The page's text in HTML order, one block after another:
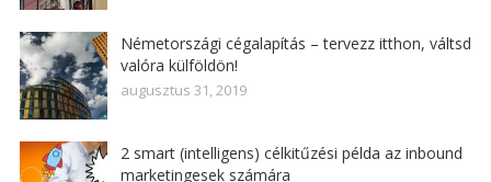
Németországi cégalapítás – tervezz itthon, váltsd
valóra külföldön!
augusztus 31, 2019
2 smart (intelligens) célkitűzési példa az inbound
marketingesek számára